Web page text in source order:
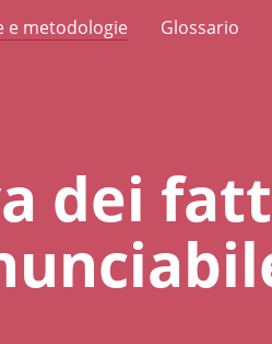
e metodologie Glossario
dei